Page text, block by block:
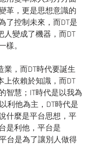
革，更是思想意識的
了控制未來，而DT是
人變成了機器，而DT
樣。
業，而DT時代要誕生
上依賴於知識，而DT
智慧；IT時代是以我為
利他為主，DT時代是
什麼是平台思想，平
是利他，平台是
台是為了讓別人做得